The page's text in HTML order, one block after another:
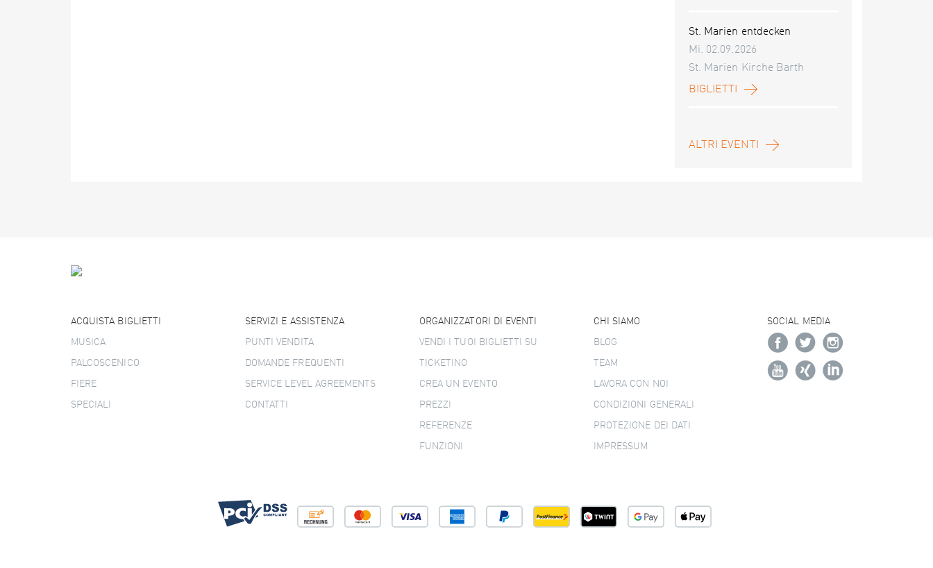
St. Marien entdecken
Mi. 02.09.2026
St. Marien Kirche Barth
BIGLIETTI
ALTRI EVENTI
ACQUISTA BIGLIETTI
MUSICA
PALCOSCENICO
FIERE
SPECIALI
SERVIZI E ASSISTENZA
PUNTI VENDITA
DOMANDE FREQUENTI
SERVICE LEVEL AGREEMENTS
CONTATTI
ORGANIZZATORI DI EVENTI
VENDI I TUOI BIGLIETTI SU
TICKETINO
CREA UN EVENTO
PREZZI
REFERENZE
FUNZIONI
CHI SIAMO
BLOG
TEAM
LAVORA CON NOI
CONDIZIONI GENERALI
PROTEZIONE DEI DATI
IMPRESSUM
SOCIAL MEDIA